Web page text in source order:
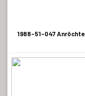
1988-51-047 Anröchte